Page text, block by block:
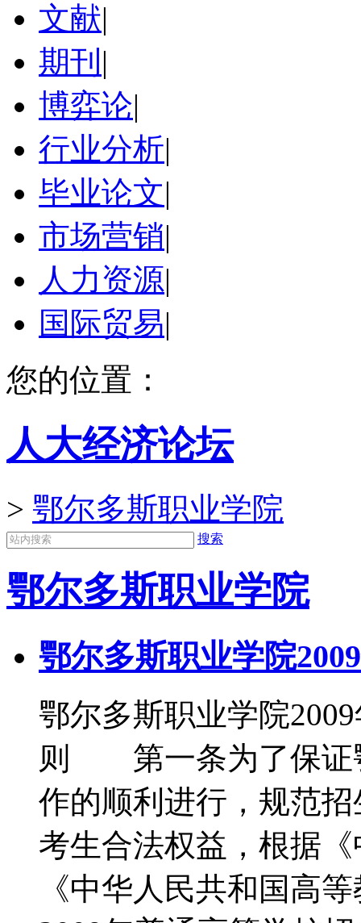
文献|
期刊 |
博弈论|
行业分析|
毕业论文|
市场营销|
人力资源|
国际贸易|
您的位置：
人大经济论坛
> 鄂尔多斯职业学院
搜索
鄂尔多斯职业学院
鄂尔多斯职业学院
鄂尔多斯职业学院
则 第一条为了保证
作的顺利进行，规范
考生合法权益，根据
《中华人民共和国高